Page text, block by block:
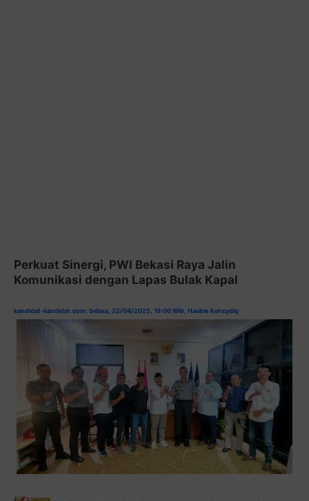
Perkuat Sinergi, PWI Bekasi Raya Jalin
Komunikasi dengan Lapas Bulak Kapal
kandidat-kandidat.com. Selasa, 22/04/2025, 19:00 Wib Hasbie Ashsydiq